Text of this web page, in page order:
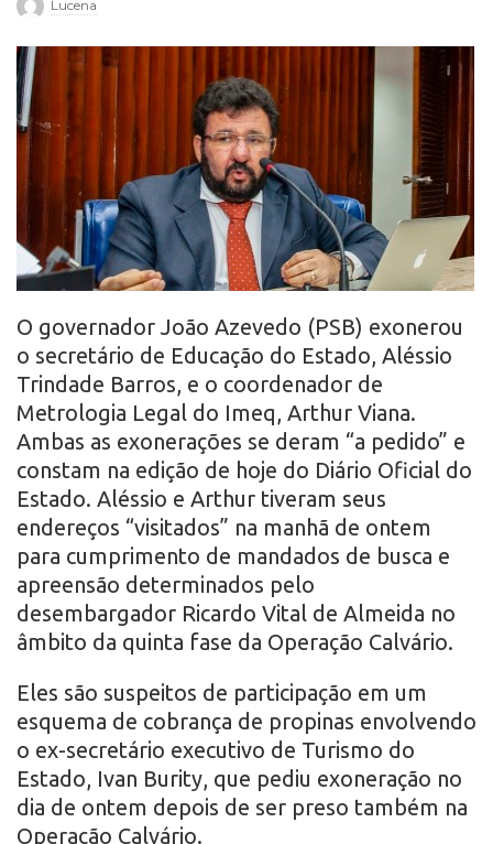
o
Lucena
O governador João Azevedo (PSB) exonerou
o secretário de Educação do Estado, Aléssio
Trindade Barros, e o coordenador de
Metrologia Legal do Imeq, Arthur Viana.
Ambas as exonerações se deram “a pedido” e
constam na edição de hoje do Diário Oficial do
Estado. Aléssio e Arthur tiveram seus
endereços “visitados” na manhã de ontem
para cumprimento de mandados de busca e
apreensão determinados pelo
desembargador Ricardo Vital de Almeida no
âmbito da quinta fase da Operação Calvário.
Eles são suspeitos de participação em um
esquema de cobrança de propinas envolvendo
o ex-secretário executivo de Turismo do
Estado, Ivan Burity, que pediu exoneração no
dia de ontem depois de ser preso também na
Operação Calvário.